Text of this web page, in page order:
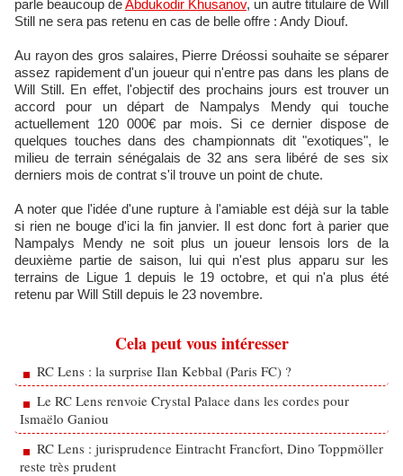
parle beaucoup deAbdukodir Khusanov, un autre titulaire de Will
Still ne sera pas retenu en cas de belle offre : Andy Diouf.
Au rayon des gros salaires, Pierre Dréossi souhaite se séparer
assez rapidement d'un joueur qui n'entre pas dans les plans de
Will Still. En effet, l'objectif des prochains jours est trouver un
accord pour un départ de Nampalys Mendy qui touche
actuellement 120 000€ par mois. Si ce dernier dispose de
quelques touches dans des championnats dit "exotiques", le
milieu de terrain sénégalais de 32 ans sera libéré de ses six
derniers mois de contrat s'il trouve un point de chute.
A noter que l'idée d'une rupture à l'amiable est déjà sur la table
si rien ne bouge d'ici la fin janvier. Il est donc fort à parier que
Nampalys Mendy ne soit plus un joueur lensois lors de la
deuxième partie de saison, lui qui n'est plus apparu sur les
terrains de Ligue 1 depuis le 19 octobre, et qui n'a plus été
retenu par Will Still depuis le 23 novembre.
Cela peut vous intéresser
RC Lens : la surprise Ilan Kebbal (Paris FC) ?
Le RC Lens renvoie Crystal Palace dans les cordes pour
Ismaëlo Ganiou
RC Lens : jurisprudence Eintracht Francfort, Dino Toppmöller
reste très prudent